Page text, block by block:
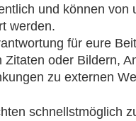
und können von
werden.
für eure
oder Bildern,
zu externen
schnellstmöglich